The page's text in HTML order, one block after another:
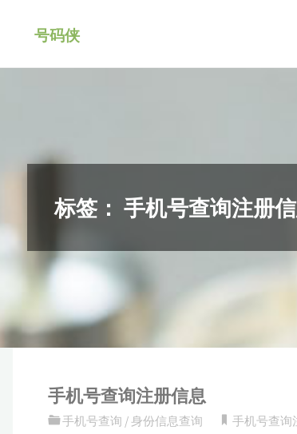
号码侠
标签： 手机号查询注册
手机号查询注册信息
手机号查询 /身份信息查询 手机号查询